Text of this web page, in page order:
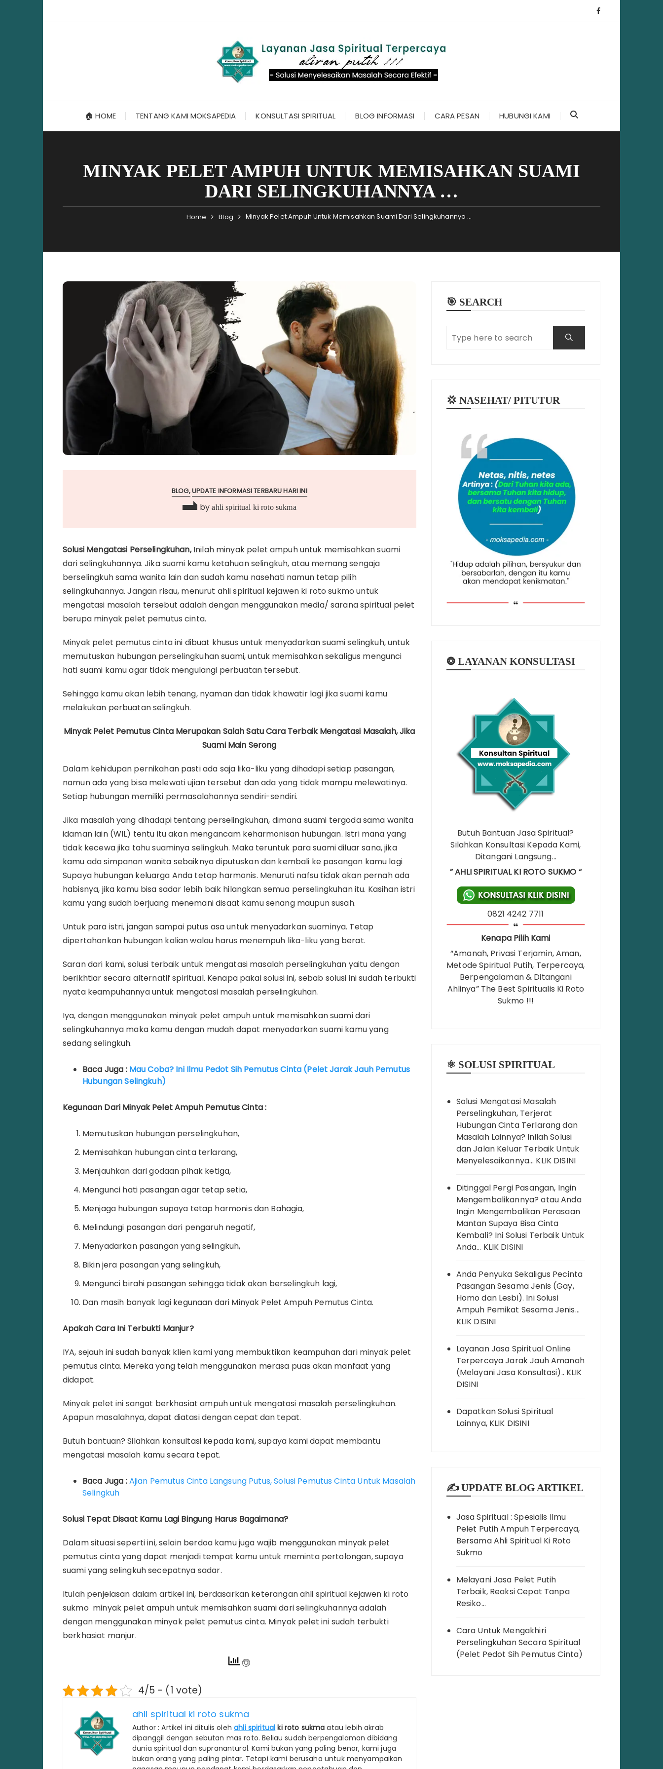
🏠 HOME TENTANG KAMI MOKSAPEDIA KONSULTASI SPIRITUAL BLOG INFORMASI CARA PESAN HUBUNGI KAMI
MINYAK PELET AMPUH UNTUK MEMISAHKAN SUAMI
DARI SELINGKUHANNYA …
Home Blog Minyak Pelet Ampuh Untuk Memisahkan Suami Dari Selingkuhannya …
BLOG UPDATE INFORMASI TERBARU HARI INI
byahli spiritual ki roto sukma
Solusi Mengatasi Perselingkuhan,Inilah minyak pelet ampuh untuk memisahkan suami
dari selingkuhannya. Jika suami kamu ketahuan selingkuh, atau memang sengaja
berselingkuh sama wanita lain dan sudah kamu nasehati namun tetap pilih
selingkuhannya. Jangan risau, menurut ahli spiritual kejawen ki roto sukmo untuk
mengatasi masalah tersebut adalah dengan menggunakan media/ sarana spiritual pelet
berupa minyak pelet pemutus cinta.
Minyak pelet pemutus cinta ini dibuat khusus untuk menyadarkan suami selingkuh, untuk
memutuskan hubungan perselingkuhan suami, untuk memisahkan sekaligus mengunci
hati suami kamu agar tidak mengulangi perbuatan tersebut.
Sehingga kamu akan lebih tenang, nyaman dan tidak khawatir lagi jika suami kamu
melakukan perbuatan selingkuh.
Minyak Pelet Pemutus Cinta Merupakan Salah Satu Cara Terbaik Mengatasi Masalah, Jika
Suami Main Serong
Dalam kehidupan pernikahan pasti ada saja lika-liku yang dihadapi setiap pasangan,
namun ada yang bisa melewati ujian tersebut dan ada yang tidak mampu melewatinya.
Setiap hubungan memiliki permasalahannya sendiri-sendiri.
Jika masalah yang dihadapi tentang perselingkuhan, dimana suami tergoda sama wanita
idaman lain (WIL) tentu itu akan mengancam keharmonisan hubungan. Istri mana yang
tidak kecewa jika tahu suaminya selingkuh. Maka teruntuk para suami diluar sana, jika
kamu ada simpanan wanita sebaiknya diputuskan dan kembali ke pasangan kamu lagi
Supaya hubungan keluarga Anda tetap harmonis. Menuruti nafsu tidak akan pernah ada
habisnya, jika kamu bisa sadar lebih baik hilangkan semua perselingkuhan itu. Kasihan istri
kamu yang sudah berjuang menemani disaat kamu senang maupun susah.
Untuk para istri, jangan sampai putus asa untuk menyadarkan suaminya. Tetap
dipertahankan hubungan kalian walau harus menempuh lika-liku yang berat.
Saran dari kami, solusi terbaik untuk mengatasi masalah perselingkuhan yaitu dengan
berikhtiar secara alternatif spiritual. Kenapa pakai solusi ini, sebab solusi ini sudah terbukti
nyata keampuhannya untuk mengatasi masalah perselingkuhan.
Iya, dengan menggunakan minyak pelet ampuh untuk memisahkan suami dari
selingkuhannya maka kamu dengan mudah dapat menyadarkan suami kamu yang
sedang selingkuh.
Baca Juga : Mau Coba? Ini Ilmu Pedot Sih Pemutus Cinta (Pelet Jarak Jauh Pemutus
Hubungan Selingkuh)
Kegunaan Dari Minyak Pelet Ampuh Pemutus Cinta :
Memutuskan hubungan perselingkuhan,
Memisahkan hubungan cinta terlarang,
Menjauhkan dari godaan pihak ketiga,
Mengunci hati pasangan agar tetap setia,
Menjaga hubungan supaya tetap harmonis dan Bahagia,
Melindungi pasangan dari pengaruh negatif,
Menyadarkan pasangan yang selingkuh,
Bikin jera pasangan yang selingkuh,
Mengunci birahi pasangan sehingga tidak akan berselingkuh lagi,
Dan masih banyak lagi kegunaan dari Minyak Pelet Ampuh Pemutus Cinta.
Apakah Cara Ini Terbukti Manjur?
IYA, sejauh ini sudah banyak klien kami yang membuktikan keampuhan dari minyak pelet
pemutus cinta. Mereka yang telah menggunakan merasa puas akan manfaat yang
didapat.
Minyak pelet ini sangat berkhasiat ampuh untuk mengatasi masalah perselingkuhan.
Apapun masalahnya, dapat diatasi dengan cepat dan tepat.
Butuh bantuan? Silahkan konsultasi kepada kami, supaya kami dapat membantu
mengatasi masalah kamu secara tepat.
Baca Juga :Ajian Pemutus Cinta Langsung Putus, Solusi Pemutus Cinta Untuk Masalah
Selingkuh
Solusi Tepat Disaat Kamu Lagi Bingung Harus Bagaimana?
Dalam situasi seperti ini, selain berdoa kamu juga wajib menggunakan minyak pelet
pemutus cinta yang dapat menjadi tempat kamu untuk meminta pertolongan, supaya
suami yang selingkuh secepatnya sadar.
Itulah penjelasan dalam artikel ini, berdasarkan keterangan ahli spiritual kejawen ki roto
sukmo minyak pelet ampuh untuk memisahkan suami dari selingkuhannya adalah
dengan menggunakan minyak pelet pemutus cinta. Minyak pelet ini sudah terbukti
berkhasiat manjur.
4/5 - (1 vote)
ahli spiritual ki roto sukma
Author : Artikel ini ditulis olehahli spiritual ki roto sukma atau lebih akrab
dipanggil dengan sebutan mas roto. Beliau sudah berpengalaman dibidang
dunia spiritual dan supranantural. Kami bukan yang paling benar, kami juga
bukan orang yang paling pintar. Tetapi kami berusaha untuk menyampaikan
🎯 SEARCH
💢 NASEHAT/ PITUTUR
❂ LAYANAN KONSULTASI
Butuh Bantuan Jasa Spiritual?
Silahkan Konsultasi Kepada Kami,
Ditangani Langsung…
” AHLI SPIRITUAL KI ROTO SUKMO “
0821 4242 7711
Kenapa Pilih Kami
“Amanah, Privasi Terjamin, Aman,
Metode Spiritual Putih, Terpercaya,
Berpengalaman & Ditangani
Ahlinya” The Best Spiritualis Ki Roto
Sukmo !!!
⚛️ SOLUSI SPIRITUAL
Solusi Mengatasi Masalah
Perselingkuhan, Terjerat
Hubungan Cinta Terlarang dan
Masalah Lainnya? Inilah Solusi
dan Jalan Keluar Terbaik Untuk
Menyelesaikannya… KLIK DISINI
Ditinggal Pergi Pasangan, Ingin
Mengembalikannya? atau Anda
Ingin Mengembalikan Perasaan
Mantan Supaya Bisa Cinta
Kembali? Ini Solusi Terbaik Untuk
Anda… KLIK DISINI
Anda Penyuka Sekaligus Pecinta
Pasangan Sesama Jenis (Gay,
Homo dan Lesbi). Ini Solusi
Ampuh Pemikat Sesama Jenis…
KLIK DISINI
Layanan Jasa Spiritual Online
Terpercaya Jarak Jauh Amanah
(Melayani Jasa Konsultasi).. KLIK
DISINI
Dapatkan Solusi Spiritual
Lainnya, KLIK DISINI
✍️ UPDATE BLOG ARTIKEL
Jasa Spiritual : Spesialis Ilmu
Pelet Putih Ampuh Terpercaya,
Bersama Ahli Spiritual Ki Roto
Sukmo
Melayani Jasa Pelet Putih
Terbaik, Reaksi Cepat Tanpa
Resiko…
Cara Untuk Mengakhiri
Perselingkuhan Secara Spiritual
(Pelet Pedot Sih Pemutus Cinta)